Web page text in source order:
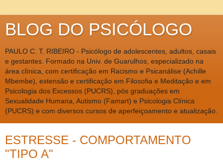
BLOG DO PSICÓLOGO
PAULO C. T. RIBEIRO - Psicólogo de adolescentes, adultos, casais
e gestantes. Formado na Univ. de Guarulhos, especializado na
área clínica, com certificação em Racismo e Psicanálise (Achille
Mbembe), extensão e certificação em Filosofia e Meditação e em
Psicologia dos Excessos (PUCRS), pós graduações em
Sexualidade Humana, Autismo (Famart) e Psicologia Clínica
(PUCRS) e com diversos cursos de aperfeiçoamento e atualização.
ESTRESSE - COMPORTAMENTO
"TIPO A"